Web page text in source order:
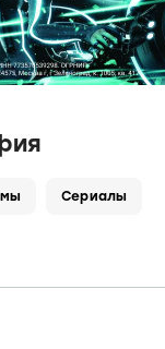
Сериалы